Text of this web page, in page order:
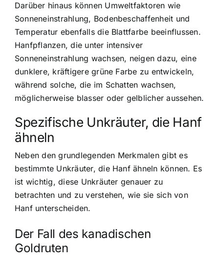
Darüber hinaus können Umweltfaktoren wie
Sonneneinstrahlung, Bodenbeschaffenheit und
Temperatur ebenfalls die Blattfarbe beeinflussen.
Hanfpflanzen, die unter intensiver
Sonneneinstrahlung wachsen, neigen dazu, eine
dunklere, kräftigere grüne Farbe zu entwickeln,
während solche, die im Schatten wachsen,
möglicherweise blasser oder gelblicher aussehen.
Spezifische Unkräuter, die Hanf
ähneln
Neben den grundlegenden Merkmalen gibt es
bestimmte Unkräuter, die Hanf ähneln können. Es
ist wichtig, diese Unkräuter genauer zu
betrachten und zu verstehen, wie sie sich von
Hanf unterscheiden.
Der Fall des kanadischen
Goldruten